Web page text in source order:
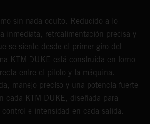
sin nada oculto. Reducido a lo
inmediata, retroalimentación precisa y
se siente desde el primer giro del
KTM DUKE está construida en torno
entre el piloto y la máquina.
manejo preciso y una potencia fuerte
cada KTM DUKE, diseñada para
control e intensidad en cada salida.